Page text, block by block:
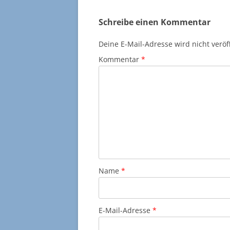
Schreibe einen Kommentar
Deine E-Mail-Adresse wird nicht
Kommentar *
Name *
E-Mail-Adresse *